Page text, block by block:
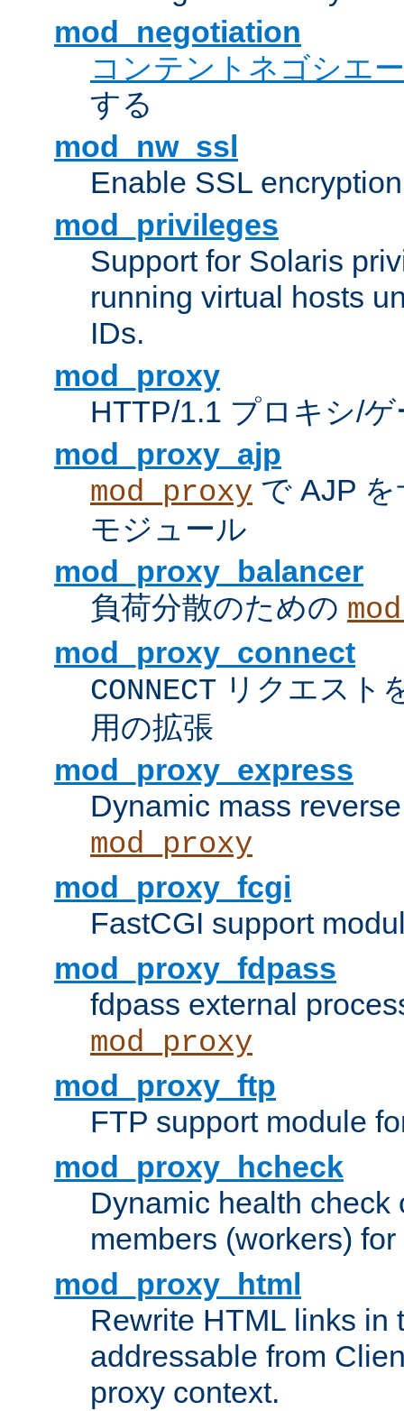
mod_negotiation
コンテントネゴシエ
する
mod_nw_ssl
Enable SSL
mod_privileges
Support for Solaris
running virtual hosts
IDs.
mod_proxy
HTTP/1.1 プロキシ/
mod_proxy_ajp
mod_proxy で AJP
モジュール
mod_proxy_balancer
負荷分散のための
mod_proxy_connect
CONNECT リクエスト
用の拡張
mod_proxy_express
Dynamic mass
mod_proxy
mod_proxy_fcgi
FastCGI support
mod_proxy_fdpass
fdpass external
mod_proxy
mod_proxy_ftp
FTP support module
mod_proxy_hcheck
Dynamic health check
members (workers) for
mod_proxy_html
Rewrite HTML links in
addressable from
proxy context.